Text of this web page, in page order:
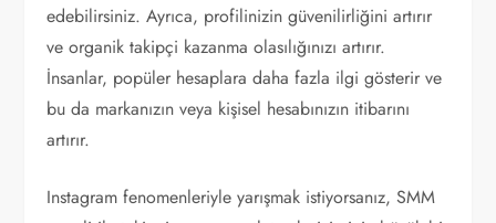
edebilirsiniz. Ayrıca, profilinizin güvenilirliğini artırır
ve organik takipçi kazanma olasılığınızı artırır.
İnsanlar, popüler hesaplara daha fazla ilgi gösterir ve
bu da markanızın veya kişisel hesabınızın itibarını
artırır.
Instagram fenomenleriyle yarışmak istiyorsanız, SMM